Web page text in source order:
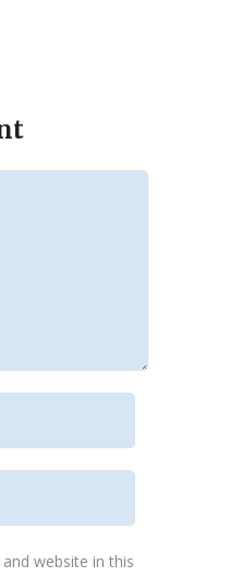
website in this